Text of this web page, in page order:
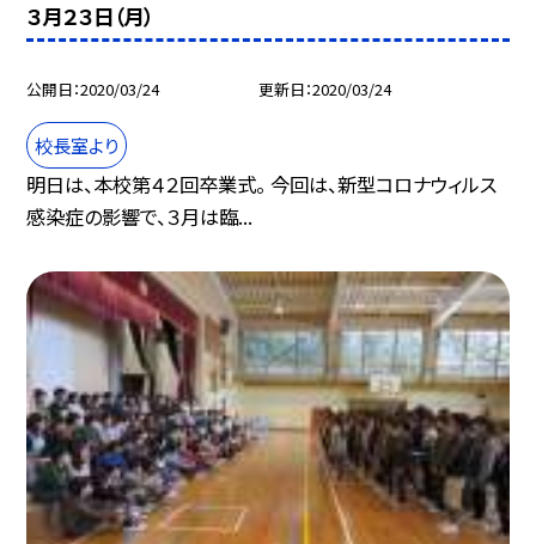
３月２３日（月）
公開日 2020/03/24 更新日 2020/03/24
校長室より
明日は、本校第４２回卒業式。 今回は、新型コロナウィルス
感染症の影響で、３月は臨...